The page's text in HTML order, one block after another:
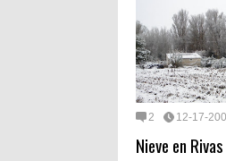
2 12-17-
Nieve en Rivas